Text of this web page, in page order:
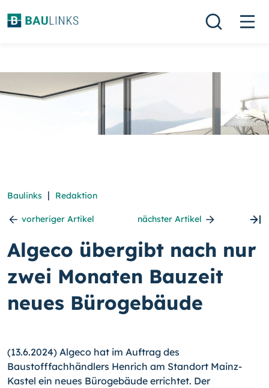
Baulinks | Redaktion
vorheriger Artikel nächster Artikel
Algeco übergibt nach nur
zwei Monaten Bauzeit
neues Bürogebäude
(13.6.2024) Algeco hat im Auftrag des
Baustofffachhändlers Henrich am Standort Mainz-
Kastel ein neues Bürogebäude errichtet. Der